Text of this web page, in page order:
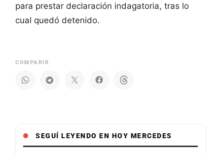
para prestar declaración indagatoria, tras lo
cual quedó detenido.
COMPARIR
SEGUÍ LEYENDO EN HOY MERCEDES